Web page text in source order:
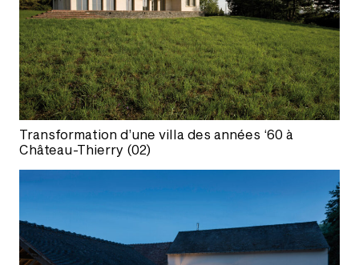
Transformation d’une villa des années ‘60 à
Château-Thierry (02)